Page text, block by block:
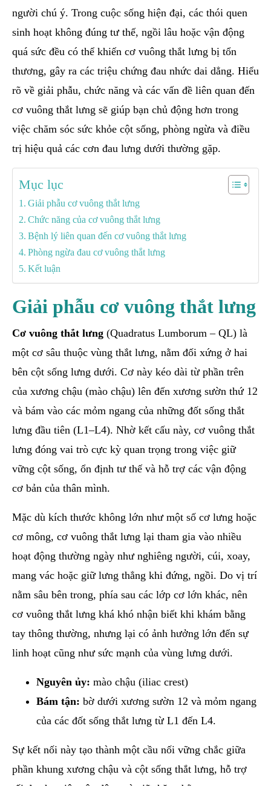
người chú ý. Trong cuộc sống hiện đại, các thói quen
sinh hoạt không đúng tư thế, ngồi lâu hoặc vận động
quá sức đều có thể khiến cơ vuông thắt lưng bị tổn
thương, gây ra các triệu chứng đau nhức dai dẳng. Hiểu
rõ về giải phẫu, chức năng và các vấn đề liên quan đến
cơ vuông thắt lưng sẽ giúp bạn chủ động hơn trong
việc chăm sóc sức khỏe cột sống, phòng ngừa và điều
trị hiệu quả các cơn đau lưng dưới thường gặp.
Mục lục
Giải phẫu cơ vuông thắt lưng
Chức năng của cơ vuông thắt lưng
Bệnh lý liên quan đến cơ vuông thắt lưng
Phòng ngừa đau cơ vuông thắt lưng
Kết luận
Giải phẫu cơ vuông thắt lưng
Cơ vuông thắt lưng (Quadratus Lumborum – QL) là
một cơ sâu thuộc vùng thắt lưng, nằm đối xứng ở hai
bên cột sống lưng dưới. Cơ này kéo dài từ phần trên
của xương chậu (mào chậu) lên đến xương sườn thứ 12
và bám vào các mỏm ngang của những đốt sống thắt
lưng đầu tiên (L1–L4). Nhờ kết cấu này, cơ vuông thắt
lưng đóng vai trò cực kỳ quan trọng trong việc giữ
vững cột sống, ổn định tư thế và hỗ trợ các vận động
cơ bản của thân mình.
Mặc dù kích thước không lớn như một số cơ lưng hoặc
cơ mông, cơ vuông thắt lưng lại tham gia vào nhiều
hoạt động thường ngày như nghiêng người, cúi, xoay,
mang vác hoặc giữ lưng thẳng khi đứng, ngồi. Do vị trí
nằm sâu bên trong, phía sau các lớp cơ lớn khác, nên
cơ vuông thắt lưng khá khó nhận biết khi khám bằng
tay thông thường, nhưng lại có ảnh hưởng lớn đến sự
linh hoạt cũng như sức mạnh của vùng lưng dưới.
Nguyên ủy: mào chậu (iliac crest)
Bám tận: bờ dưới xương sườn 12 và mỏm ngang
của các đốt sống thắt lưng từ L1 đến L4.
Sự kết nối này tạo thành một cầu nối vững chắc giữa
phần khung xương chậu và cột sống thắt lưng, hỗ trợ